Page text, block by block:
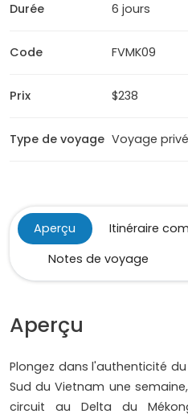
Durée 6 jours
Code FVMK09
Prix $238
Type de voyage Voyage privé
Aperçu Itinéraire
Notes de voyage
Aperçu
Plongez dans l'authenticité
Sud du Vietnam une
circuit au Delta du